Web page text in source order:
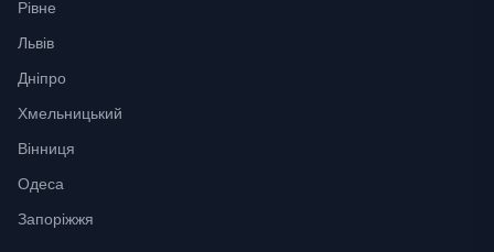
Рівне
Львів
Дніпро
Хмельницький
Вінниця
Одеса
Запоріжжя